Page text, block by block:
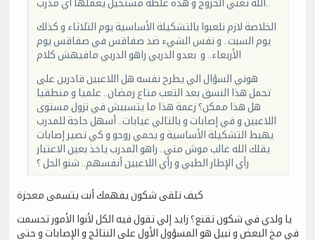
الخلاصة لازم نلعبوا بالتشكيلة الأساسية يوم الثلاثاء و كذلك
يوم السبت.. و نفس الشيء ضد صفاقس في صفاقس يوم
الأربعاء.. و بعدو الدربي راهو الدربي مافيهش كلام
هوني السؤال الي يطرح نفسه هل اللاعبين قادرين على
تحمل هذا النسق بعد التعب متاع رمضان.. علميا و منطقيا
هل هذا ممكن؟ زعمة هذا ما يتسببش في نزول مستوى
اللاعبين و في إصابات و بالتالي غيابات.. أسهل حاجة للمدرب
يهبط التشكيلة الأساسية و يحمي روحو و كي تصير إصابات
يقلك الله غالب موش مني.. راهو المدرب ياخذ بعين الاعتبار
رأي الإطار الطبي و رأي اللاعبين أنفسهم.. شنو الحل ؟
كيف تلقى شكون يفهمك أنت يتسمى معجزة
يا ولدي في شكون تقنع؟ زايد إلي تقول فيه الكل لأنوا الأمور تحسمت
في مخ البعض و نبيل هو المسؤول الأول على النتائج و الإصابات و حتى